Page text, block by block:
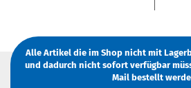
Alle Artikel die im Shop nicht mit
und dadurch nicht sofort verfügbar
Mailbestellt